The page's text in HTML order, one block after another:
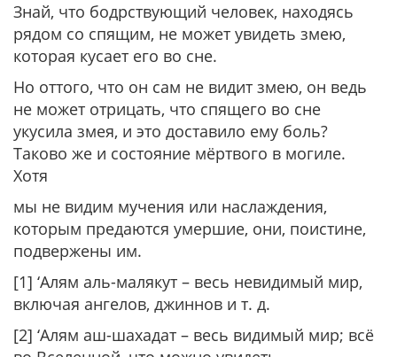
Знай, что бодрствующий человек, находясь
рядом со спящим, не может увидеть змею,
которая кусает его во сне.
Но оттого, что он сам не видит змею, он ведь
не может отрицать, что спящего во сне
укусила змея, и это доставило ему боль?
Таково же и состояние мёртвого в могиле.
Хотя
мы не видим мучения или наслаждения,
которым предаются умершие, они, поистине,
подвержены им.
[1] ‘Алям аль-малякут – весь невидимый мир,
включая ангелов, джиннов и т. д.
[2] ‘Алям аш-шахадат – весь видимый мир; всё